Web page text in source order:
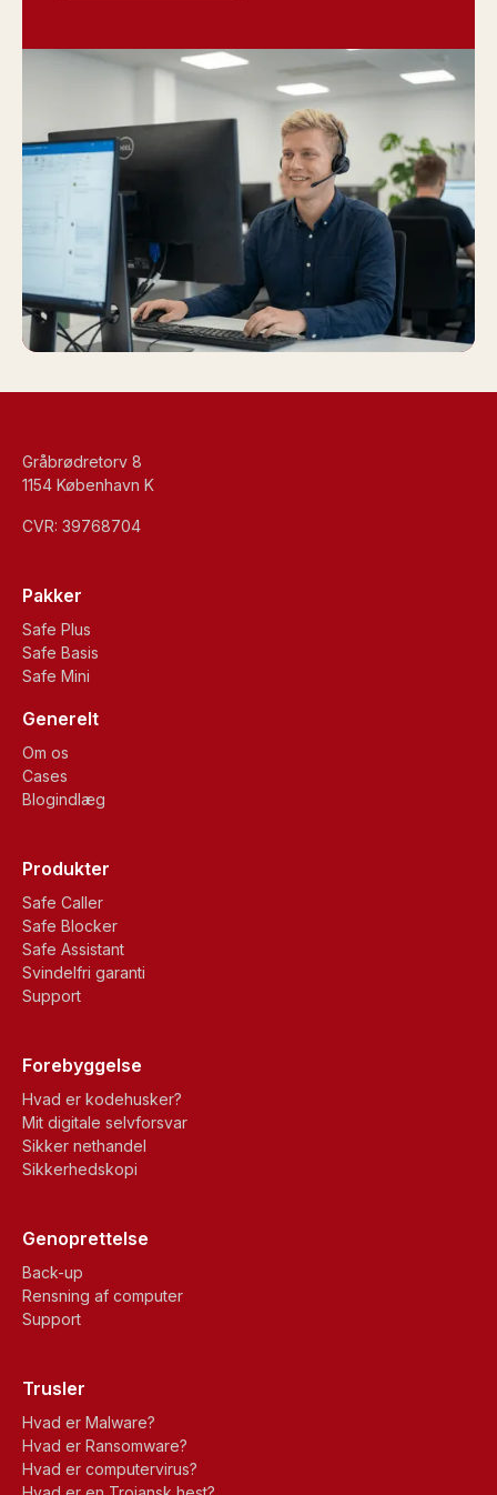
Gråbrødretorv 8
1154 København K
CVR: 39768704
Pakker
Safe Plus
Safe Basis
Safe Mini
Generelt
Om os
Cases
Blogindlæg
Produkter
Safe Caller
Safe Blocker
Safe Assistant
Svindelfri garanti
Support
Forebyggelse
Hvad er kodehusker?
Mit digitale selvforsvar
Sikker nethandel
Sikkerhedskopi
Genoprettelse
Back-up
Rensning af computer
Support
Trusler
Hvad er Malware?
Hvad er Ransomware?
Hvad er computervirus?